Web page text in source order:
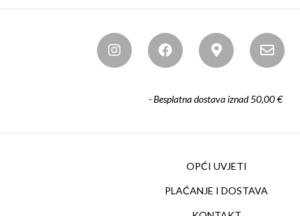
- Besplatna dostava iznad 50,00 €
OPĆI UVJETI
PLAĆANJE I DOSTAVA